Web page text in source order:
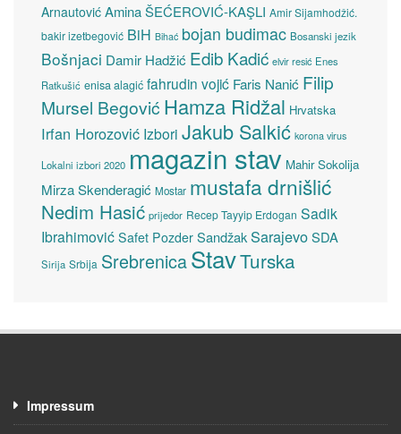
Arnautović Amina ŠEĆEROVIĆ-KAŞLI Amir Sijamhodžić.
bakir izetbegović BiH Bihać bojan budimac Bosanski jezik
Bošnjaci Damir Hadžić Edib Kadić elvir resić Enes
Ratkušić enisa alagić fahrudin vojić Faris Nanić Filip
Mursel Begović Hamza Ridžal Hrvatska
Irfan Horozović Izbori Jakub Salkić korona virus
Lokalni izbori 2020 magazin stav Mahir Sokolija
Mirza Skenderagić Mostar mustafa drnišlić
Nedim Hasić prijedor Recep Tayyip Erdogan Sadik
Ibrahimović Safet Pozder SandžakSarajevoSDA
Sirija Srbija SrebrenicaStavTurska
Impressum